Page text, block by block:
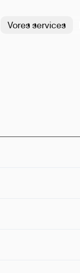
Vores services